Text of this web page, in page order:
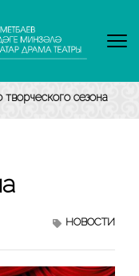
сезона
НОВОСТИ